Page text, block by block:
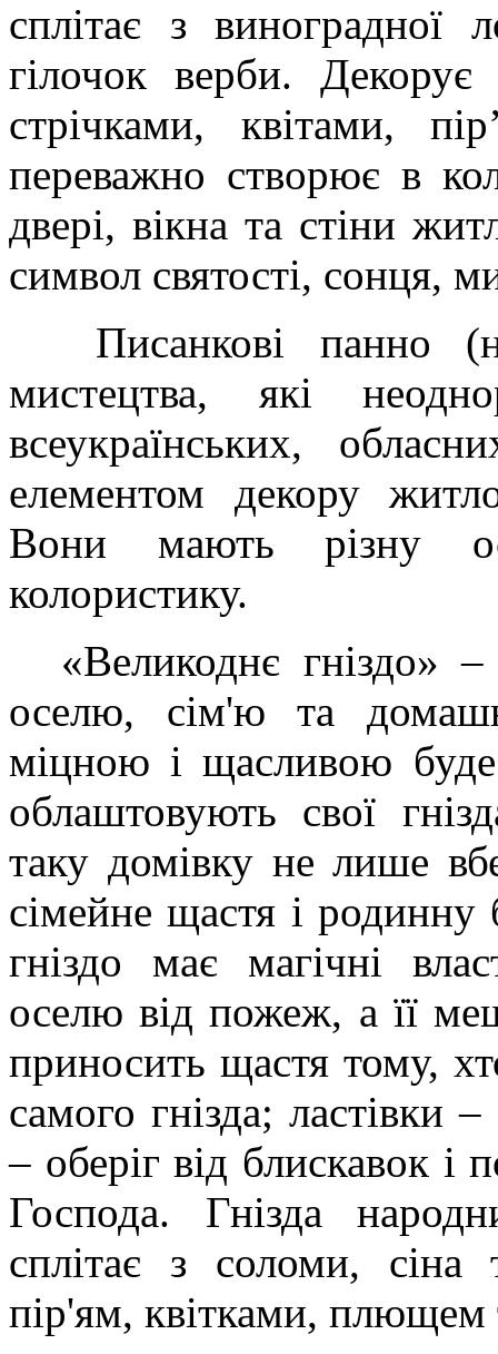
сплітає з
гілочок верби. Декорує
стрічками, квітами,
переважно створює в
двері, вікна та стіни
символ святості, сонця,
Писанкові панно
мистецтва, які
всеукраїнських,
елементом декору
Вони мають різну
колористику.
«Великоднє гніздо»
оселю, сім'ю та
міцною і щасливою буде
облаштовують свої
таку домівку не лише
сімейне щастя і родинну
гніздо має магічні
оселю від пожеж, а її
приносить щастя тому,
самого гнізда; ластівки
– оберіг від блискавок
Господа. Гнізда
сплітає з соломи,
пір'ям, квітками,